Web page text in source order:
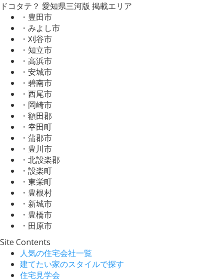
ドコタテ？ 愛知県三河版 掲載エリア
・豊田市
・みよし市
・刈谷市
・知立市
・高浜市
・安城市
・碧南市
・西尾市
・岡崎市
・額田郡
・幸田町
・蒲郡市
・豊川市
・北設楽郡
・設楽町
・東栄町
・豊根村
・新城市
・豊橋市
・田原市
Site Contents
人気の住宅会社一覧
建てたい家のスタイルで探す
住宅見学会